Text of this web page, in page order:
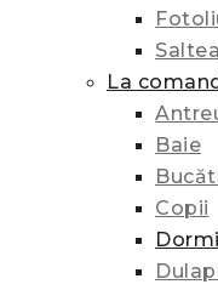
Saltea
La
Baie
Copii